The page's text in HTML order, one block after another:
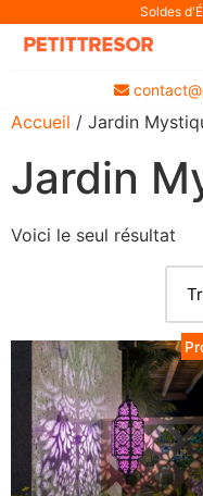
Soldes
Accueil / Jardin
Jardin
Voici le seul résultat